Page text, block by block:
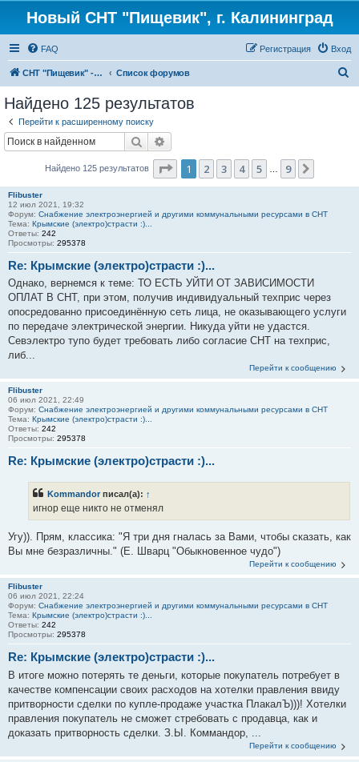
Новый СНТ "Пищевик", г. Калининград
FAQ Вход
Регистрация
СНТ "Пищевик" - возвращение на Главную страницу Список форумов
Найдено 125 результатов
Перейти к расширенному поиску
Поиск
Найдено 125 результатов Страница из 9
1 2 3 4 5 9
Flibuster
12 июл 2021, 19:32
Форум: Снабжение электроэнергией и другими коммунальными ресурсами в СНТ
Тема: Крымские (электро)страсти :)...
Ответы: 242
Просмотры: 295378
Re: Крымские (электро)страсти :)...
Однако, вернемся к теме: ТО ЕСТЬ УЙТИ ОТ ЗАВИСИМОСТИ
ОПЛАТ В СНТ, при этом, получив индивидуальный техприс через
опосредованно присоединённую сеть лица, не оказывающего услуги
по передаче электрической энергии. Никуда уйти не удастся.
Севэлектро тупо будет требовать либо согласие СНТ на техприс,
либ...
Перейти к сообщению
Flibuster
06 июл 2021, 22:49
Форум: Снабжение электроэнергией и другими коммунальными ресурсами в СНТ
Тема: Крымские (электро)страсти :)...
Ответы: 242
Просмотры: 295378
Re: Крымские (электро)страсти :)...
Kommandor писал(а): ↑
игнор еще никто не отменял
Угу)). Прям, классика: "Я три дня гналась за Вами, чтобы сказать, как
Вы мне безразличны." (Е. Шварц "Обыкновенное чудо")
Перейти к сообщению
Flibuster
06 июл 2021, 22:24
Форум: Снабжение электроэнергией и другими коммунальными ресурсами в СНТ
Тема: Крымские (электро)страсти :)...
Ответы: 242
Просмотры: 295378
Re: Крымские (электро)страсти :)...
В итоге можно потерять те деньги, которые покупатель потребует в
качестве компенсации своих расходов на хотелки правления ввиду
притворности сделки по купле-продаже участка ПлакалЪ)))! Хотелки
правления покупатель не сможет стребовать с продавца, как и
доказать притворность сделки. З.Ы. Коммандор, ...
Перейти к сообщению